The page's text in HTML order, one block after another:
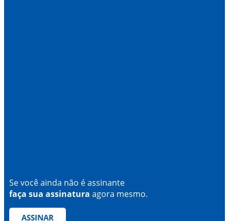
Se você ainda não é assinante
faça sua assinatura agora mesmo.
ASSINAR